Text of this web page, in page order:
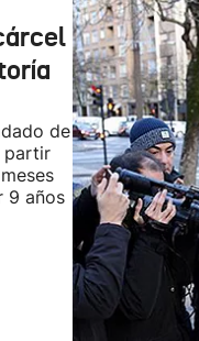
de
partir
9 años